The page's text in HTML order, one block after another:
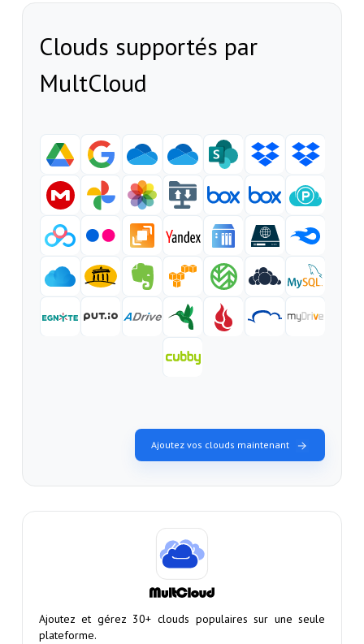
Clouds supportés par
MultCloud
Ajoutez vos clouds maintenant
Ajoutez et gérez 30+ clouds populaires sur une seule
plateforme.